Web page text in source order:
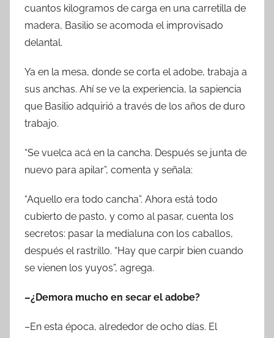
cuantos kilogramos de carga en una carretilla de
madera, Basilio se acomoda el improvisado
delantal.
Ya en la mesa, donde se corta el adobe, trabaja a
sus anchas. Ahí se ve la experiencia, la sapiencia
que Basilio adquirió a través de los años de duro
trabajo.
“Se vuelca acá en la cancha. Después se junta de
nuevo para apilar”, comenta y señala:
“Aquello era todo cancha”. Ahora está todo
cubierto de pasto, y como al pasar, cuenta los
secretos: pasar la medialuna con los caballos,
después el rastrillo. “Hay que carpir bien cuando
se vienen los yuyos”, agrega.
–¿Demora mucho en secar el adobe?
–En esta época, alrededor de ocho días. El